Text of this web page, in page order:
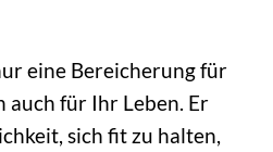
eine Bereicherung für
auch für Ihr Leben. Er
sich fit zu halten,